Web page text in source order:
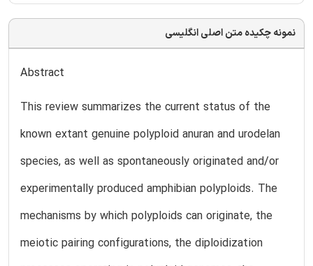
نمونه چکیده متن اصلی انگلیسی
Abstract
This review summarizes the current status of the
known extant genuine polyploid anuran and urodelan
species, as well as spontaneously originated and/or
experimentally produced amphibian polyploids. The
mechanisms by which polyploids can originate, the
meiotic pairing configurations, the diploidization